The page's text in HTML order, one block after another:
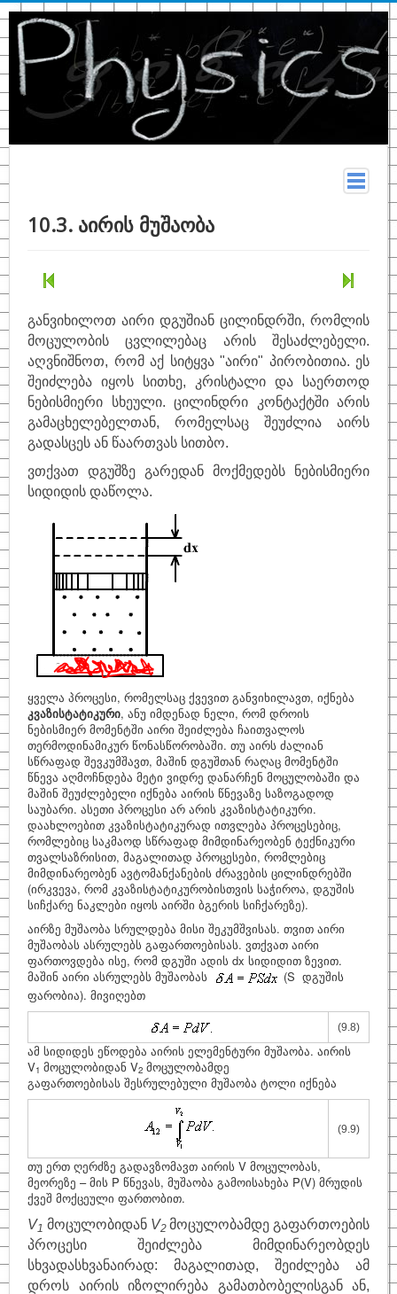
სახელმძღვანელო
ფიზიკურ მონაცემთა ცხრილები
ტერმინები
ზოგადი ფიზიკა
საინტერესო
ფიზიკოსები
კითხვა–პასუხი
საიტის შესახებ
10.3. აირის მუშაობა
განვიხილოთ აირი დგუშიან ცილინდრში, რომლის
მოცულობის ცვლილებაც არის შესაძლებელი.
აღვნიშნოთ, რომ აქ სიტყვა "აირი" პირობითია. ეს
შეიძლება იყოს სითხე, კრისტალი და საერთოდ
ნებისმიერი სხეული. ცილინდრი კონტაქტში არის
გამაცხელებელთან, რომელსაც შეუძლია აირს
გადასცეს ან წაართვას სითბო.
ვთქვათ დგუშზე გარედან მოქმედებს ნებისმიერი
სიდიდის დაწოლა.
ყველა პროცესი, რომელსაც ქვევით განვიხილავთ, იქნება
კვაზისტატიკური, ანუ იმდენად ნელი, რომ დროის
ნებისმიერ მომენტში აირი შეიძლება ჩაითვალოს
თერმოდინამიკურ წონასწორობაში. თუ აირს ძალიან
სწრაფად შევკუმშავთ, მაშინ დგუშთან რაღაც მომენტში
წნევა აღმოჩნდება მეტი ვიდრე დანარჩენ მოცულობაში და
მაშინ შეუძლებელი იქნება აირის წნევაზე საზოგადოდ
საუბარი. ასეთი პროცესი არ არის კვაზისტატიკური.
დაახლოებით კვაზისტატიკურად ითვლება პროცესებიც,
რომლებიც საკმაოდ სწრაფად მიმდინარეობენ ტექნიკური
თვალსაზრისით, მაგალითად პროცესები, რომლებიც
მიმდინარეობენ ავტომანქანების ძრავების ცილინდრებში
(ირკვევა, რომ კვაზისტატიკურობისთვის საჭიროა, დგუშის
სიჩქარე ნაკლები იყოს აირში ბგერის სიჩქარეზე).
აირზე მუშაობა სრულდება მისი შეკუმშვისას. თვით აირი
მუშაობას ასრულებს გაფართოებისას. ვთქვათ აირი
ფართოვდება ისე, რომ დგუში ადის dx სიდიდით ზევით.
მაშინ აირი ასრულებს მუშაობას
(S დგუშის
ფარობია). მივიღებთ
(9.8)
ამ სიდიდეს ეწოდება აირის ელემენტური მუშაობა. აირის
V1 მოცულობიდან V2 მოცულობამდე
გაფართოებისას შესრულებული მუშაობა ტოლი იქნება
(9.9)
თუ ერთ ღერძზე გადავზომავთ აირის V მოცულობას,
მეორეზე – მის P წნევას, მუშაობა გამოისახება P(V) მრუდის
ქვეშ მოქცეული ფართობით.
V1 მოცულობიდან V2 მოცულობამდე გაფართოების
პროცესი შეიძლება მიმდინარეობდეს
სხვადასხვანაირად: მაგალითად, შეიძლება ამ
დროს აირის იზოლირება გამათბობელისგან ან,